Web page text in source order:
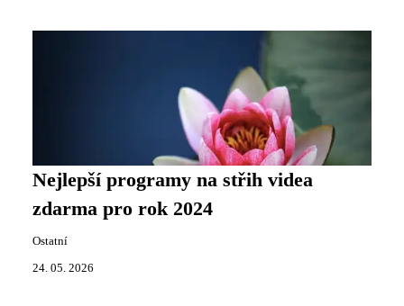
Nejlepší programy na střih videa
zdarma pro rok 2024
Ostatní
24. 05. 2026